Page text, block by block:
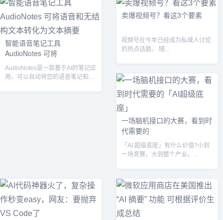
智能语音笔记工具
AudioNotes 可将
AudioNotes是一款基于AI的笔记应
用，可以自动将您的语音笔记和无
卖爆视频号？看这3个要素
视频号在今年已经成为私域人讨论
的热点话题。 随...
一场脑机接口的大赛，看到时
代需要的
「AI 超级底座」有什么价值?小到
一场竞赛，大到整个产业。...